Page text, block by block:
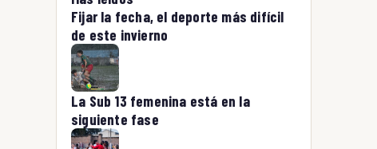
Fijar la fecha, el deporte más difícil
de este invierno
La Sub 13 femenina está en la
siguiente fase